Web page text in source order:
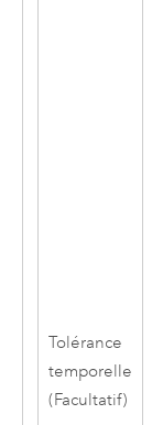
Tolérance
temporelle
(Facultatif)